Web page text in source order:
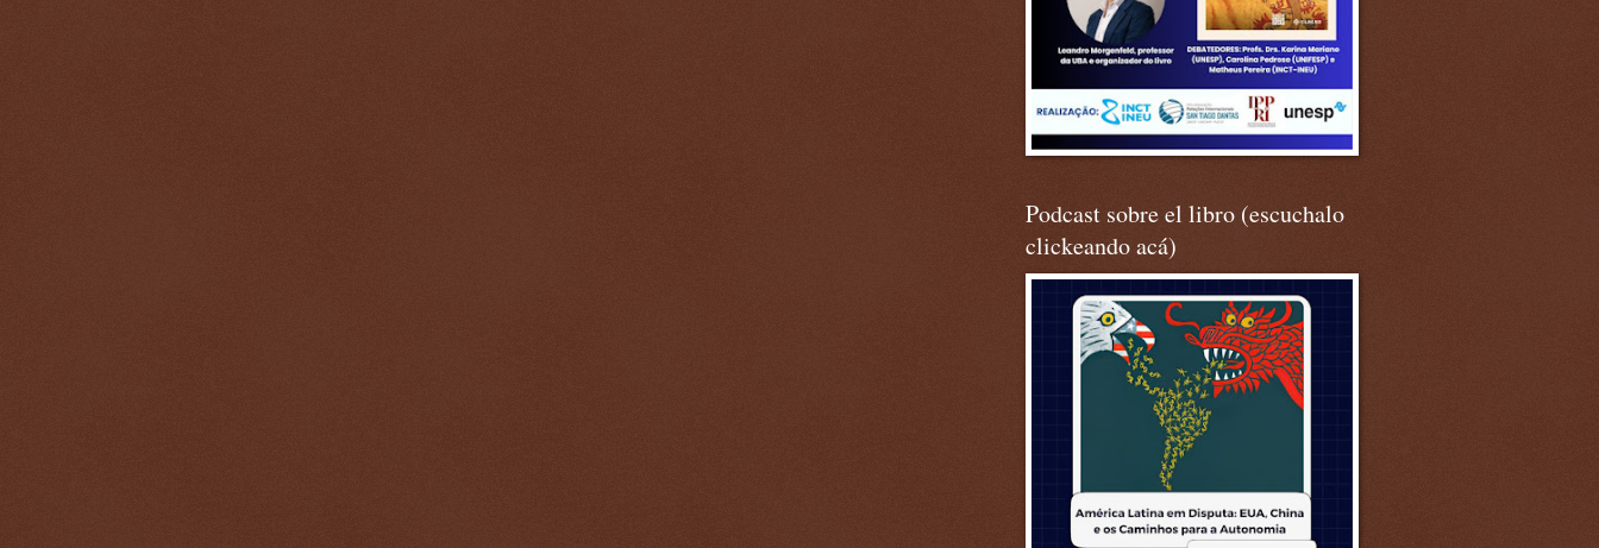
Podcast sobre el libro (escuchalo
clickeando acá)